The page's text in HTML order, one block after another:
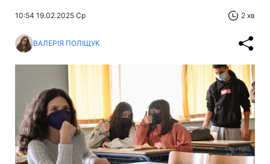
10:54 19.02.2025 Ср 2 хв
ВАЛЕРІЯ ПОЛІЩУК